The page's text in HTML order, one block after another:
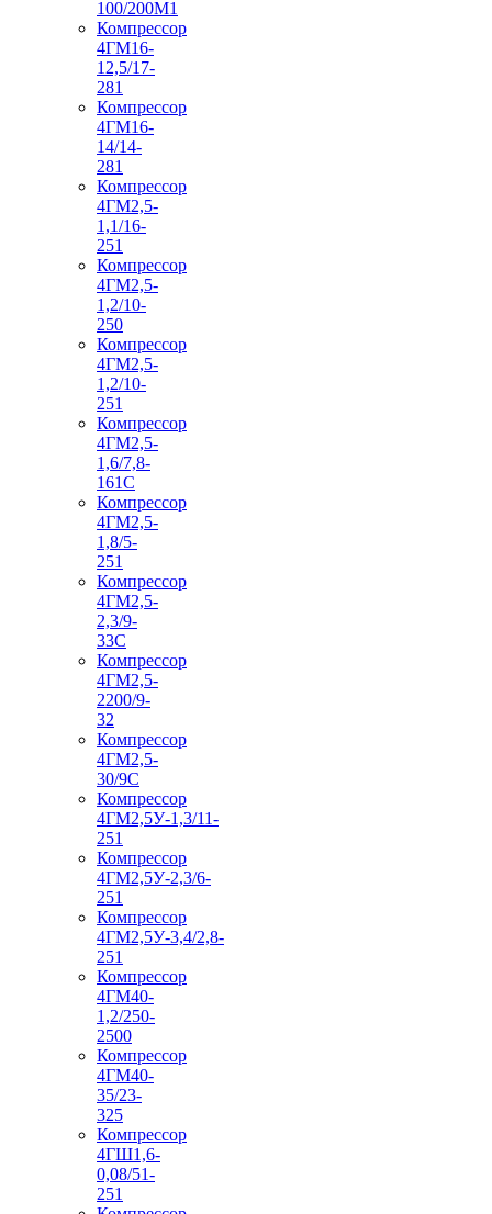
100/200М1
Компрессор
4ГМ16-
12,5/17-
281
Компрессор
4ГМ16-
14/14-
281
Компрессор
4ГМ2,5-
1,1/16-
251
Компрессор
4ГМ2,5-
1,2/10-
250
Компрессор
4ГМ2,5-
1,2/10-
251
Компрессор
4ГМ2,5-
1,6/7,8-
161С
Компрессор
4ГМ2,5-
1,8/5-
251
Компрессор
4ГМ2,5-
2,3/9-
33С
Компрессор
4ГМ2,5-
2200/9-
32
Компрессор
4ГМ2,5-
30/9С
Компрессор
4ГМ2,5У-1,3/11-
251
Компрессор
4ГМ2,5У-2,3/6-
251
Компрессор
4ГМ2,5У-3,4/2,8-
251
Компрессор
4ГМ40-
1,2/250-
2500
Компрессор
4ГМ40-
35/23-
325
Компрессор
4ГШ1,6-
0,08/51-
251